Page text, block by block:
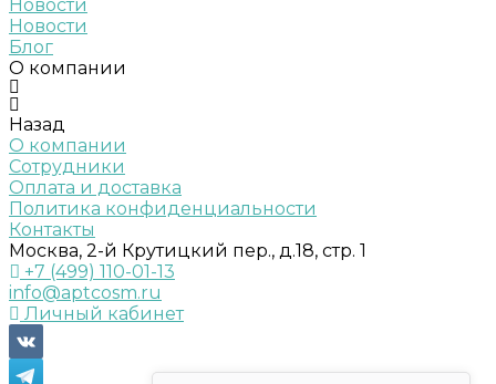
Новости
Новости
Блог
О компании
Назад
О компании
Сотрудники
Оплата и доставка
Политика конфиденциальности
Контакты
Москва, 2-й Крутицкий пер., д.18, стр. 1
+7 (499) 110-01-13
info@aptcosm.ru
Личный кабинет